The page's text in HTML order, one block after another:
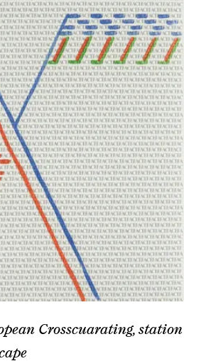
Crosscuarating, station